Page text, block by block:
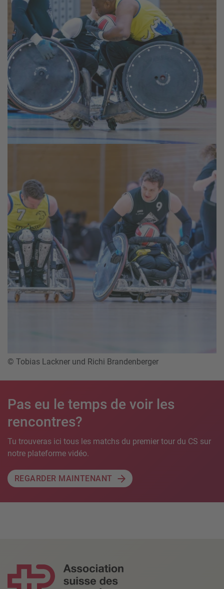
© Tobias Lackner und Richi Brandenberger
Pas eu le temps de voir les
rencontres?
Tu trouveras ici tous les matchs du premier tour du CS sur
notre plateforme vidéo.
REGARDER MAINTENANT